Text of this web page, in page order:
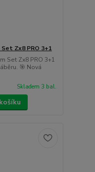
Zx8 PRO 3+1
Set Zx8 PRO 3+1
🎯 Nová
Skladem 3 bal.